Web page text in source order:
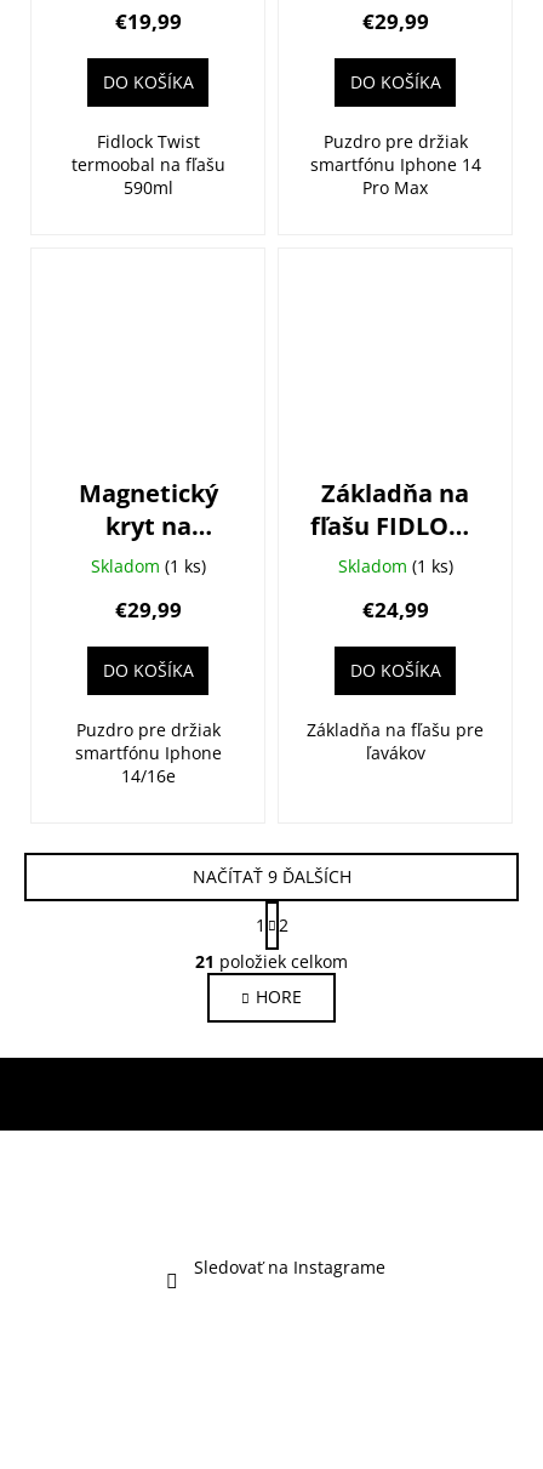
€19,99
DO KOŠÍKA
Fidlock Twist
termoobal na fľašu
590ml
Vacuum
Apple iPhone
14 Pro Max
€29,99
DO KOŠÍKA
Puzdro pre držiak
smartfónu Iphone 14
Pro Max
Magnetický
kryt na
telefón
Vacuum
Apple iPhone
14 / 16e
Skladom (1 ks)
€29,99
DO KOŠÍKA
Puzdro pre držiak
smartfónu Iphone
14/16e
Základňa na
fľašu FIDLOCK
Twist pre
Skladom (1 ks)
€24,99
DO KOŠÍKA
Základňa na fľašu pre
ľavákov
O
v
l
á
d
i
k
NAČÍTAŤ 9 ĎALŠÍCH
S
t
r
á
n
k
o
1
2
21 položiek celkom
HORE
Sledovať na Instagrame